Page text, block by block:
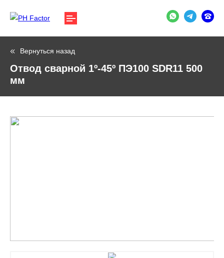
Вернуться назад
Отвод сварной 1º-45º ПЭ100 SDR11 500
мм